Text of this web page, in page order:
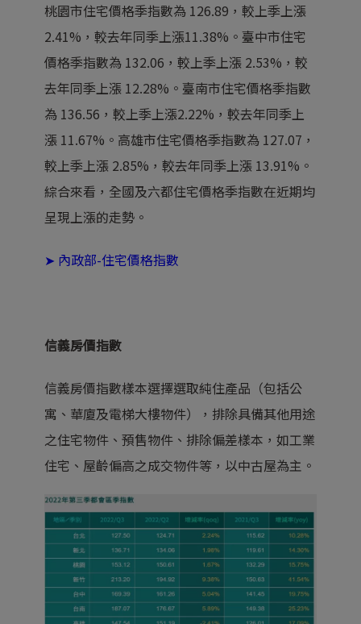
桃園市住宅價格季指數為 126.89，較上季上漲
2.41%，較去年同季上漲11.38%。臺中市住宅
價格季指數為 132.06，較上季上漲 2.53%，較
去年同季上漲 12.28%。臺南市住宅價格季指數
為 136.56，較上季上漲2.22%，較去年同季上
漲 11.67%。高雄市住宅價格季指數為 127.07，
較上季上漲 2.85%，較去年同季上漲 13.91%。
綜合來看，全國及六都住宅價格季指數在近期均
呈現上漲的走勢。
➤ 內政部-住宅價格指數
信義房價指數
信義房價指數樣本選擇選取純住產品（包括公
寓、華廈及電梯大樓物件），排除具備其他用途
之住宅物件、預售物件、排除偏差樣本，如工業
住宅、屋齡偏高之成交物件等，以中古屋為主。